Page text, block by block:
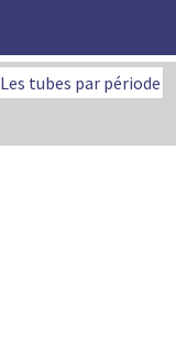
Les tubes par période